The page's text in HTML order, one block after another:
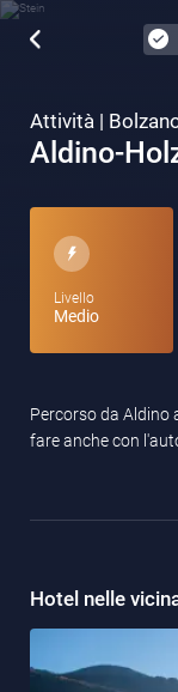
Attività |
Aldino-
Livello
Medio
Percorso da Aldino
fare anche con
Hotel nelle